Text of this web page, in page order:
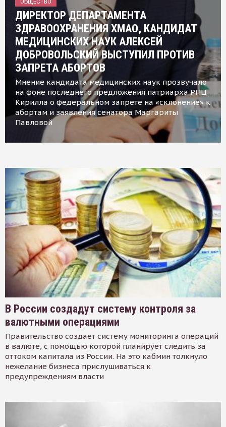
ДИРЕКТОР ДЕПАРТАМЕНТА
ЗДРАВООХРАНЕНИЯ ХМАО, КАНДИДАТ
МЕДИЦИНСКИХ НАУК АЛЕКСЕЙ
ДОБРОВОЛЬСКИЙ ВЫСТУПИЛ ПРОТИВ
ЗАПРЕТА АБОРТОВ
Мнение кандидата медицинских наук прозвучало
на фоне последнего предложения патриарха РПЦ
Кирилла о федеральном запрете на «склонение» к
абортам и заявления сенатора Маргариты
Павловой
В России создадут систему контроля за
валютными операциями
Правительство создает систему мониторинга операций
в валюте, с помощью которой планирует следить за
оттоком капитала из России. На это кабмин толкнуло
нежелание бизнеса прислушиваться к
предупреждениям власти